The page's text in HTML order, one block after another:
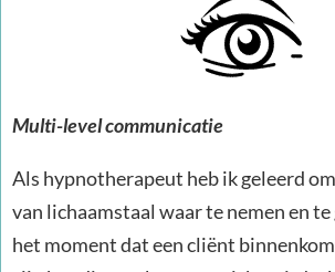
Multi-level communicatie
Als hypnotherapeut heb ik geleerd
van lichaamstaal waar te nemen en
het moment dat een cliënt